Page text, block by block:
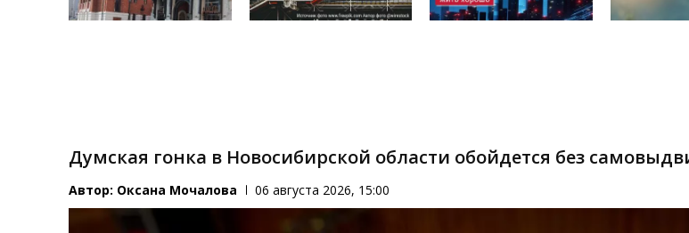
Думская гонка в Новосибирской области обойдется без
Автор: Оксана Мочалова 06 августа 2026, 15:00